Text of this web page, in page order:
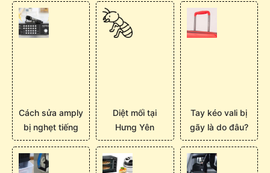
Cách sửa amply
bị nghẹt tiếng
Diệt mối tại
Hưng Yên
Tay kéo vali bị
gãy là do đâu?